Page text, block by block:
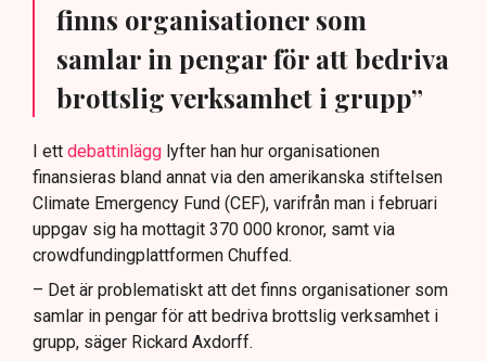
finns organisationer som
samlar in pengar för att bedriva
brottslig verksamhet i grupp”
I ett debattinlägg lyfter han hur organisationen
finansieras bland annat via den amerikanska stiftelsen
Climate Emergency Fund (CEF), varifrån man i februari
uppgav sig ha mottagit 370 000 kronor, samt via
crowdfundingplattformen Chuffed.
– Det är problematiskt att det finns organisationer som
samlar in pengar för att bedriva brottslig verksamhet i
grupp, säger Rickard Axdorff.